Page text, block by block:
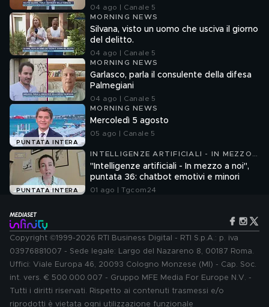
04 ago | Canale 5
MORNING NEWS
Silvana, visto un uomo che usciva il giorno
del delitto.
04 ago | Canale 5
MORNING NEWS
Garlasco, parla il consulente della difesa
Palmegiani
04 ago | Canale 5
PUNTATA INTERA
MORNING NEWS
Mercoledì 5 agosto
05 ago | Canale 5
PUNTATA INTERA
INTELLIGENZE ARTIFICIALI - IN MEZZO
A NOI
"Intelligenze artificiali - In mezzo a noi",
puntata 36: chatbot emotivi e minori
01 ago | Tgcom24
Copyright ©1999-2026 RTI Business Digital - RTI S.p.A.: p. iva
03976881007 - Sede legale: Largo del Nazareno 8, 00187 Roma.
Uffici: Viale Europa 46, 20093 Cologno Monzese (MI) - Cap. Soc.
int. vers. € 500.000.007 - Gruppo MFE Media For Europe N.V. -
Tutti i diritti riservati. Rispetto ai contenuti trasmessi e/o
riprodotti è vietata ogni utilizzazione funzionale